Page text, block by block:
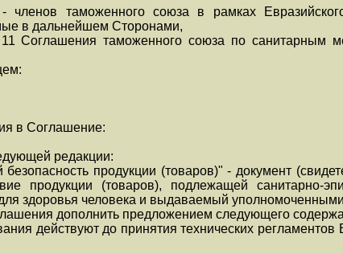
- членов таможенного союза в рамках
в дальнейшем Сторонами,
11 Соглашения таможенного союза по санитарным
в Соглашение:
редакции:
продукции (товаров)" - документ
продукции (товаров), подлежащей санитарно-
здоровья человека и выдаваемый
дополнить предложением следующего
действуют до принятия технических